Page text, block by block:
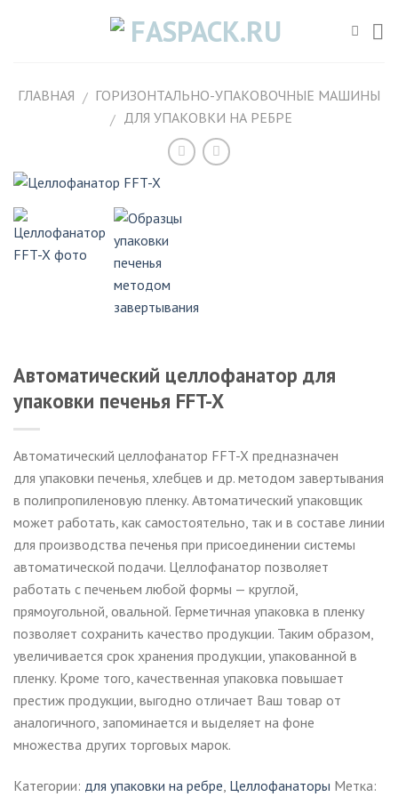
ГЛАВНАЯ / ГОРИЗОНТАЛЬНО-УПАКОВОЧНЫЕ МАШИНЫ
/ ДЛЯ УПАКОВКИ НА РЕБРЕ
Автоматический целлофанатор для
упаковки печенья FFT-X
Автоматический целлофанатор FFT-X предназначен
для упаковки печенья, хлебцев и др. методом завертывания
в полипропиленовую пленку. Автоматический упаковщик
может работать, как самостоятельно, так и в составе линии
для производства печенья при присоединении системы
автоматической подачи. Целлофанатор позволяет
работать с печеньем любой формы — круглой,
прямоугольной, овальной. Герметичная упаковка в пленку
позволяет сохранить качество продукции. Таким образом,
увеличивается срок хранения продукции, упакованной в
пленку. Кроме того, качественная упаковка повышает
престиж продукции, выгодно отличает Ваш товар от
аналогичного, запоминается и выделяет на фоне
множества других торговых марок.
Категории: для упаковки на ребре Целлофанаторы Метка: